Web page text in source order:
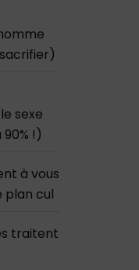
sexe
!)
à vous
plan cul
traitent